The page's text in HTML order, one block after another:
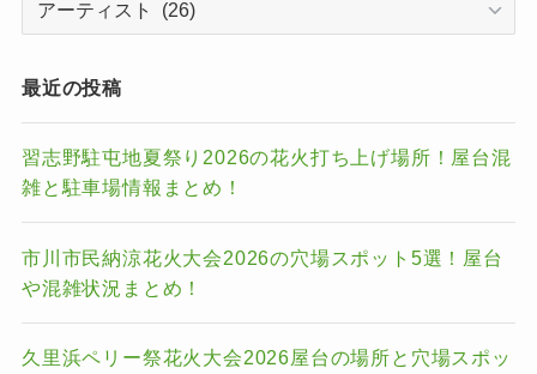
リ
ー
最近の投稿
習志野駐屯地夏祭り2026の花火打ち上げ場所！屋台混
雑と駐車場情報まとめ！
市川市民納涼花火大会2026の穴場スポット5選！屋台
や混雑状況まとめ！
久里浜ペリー祭花火大会2026屋台の場所と穴場スポッ